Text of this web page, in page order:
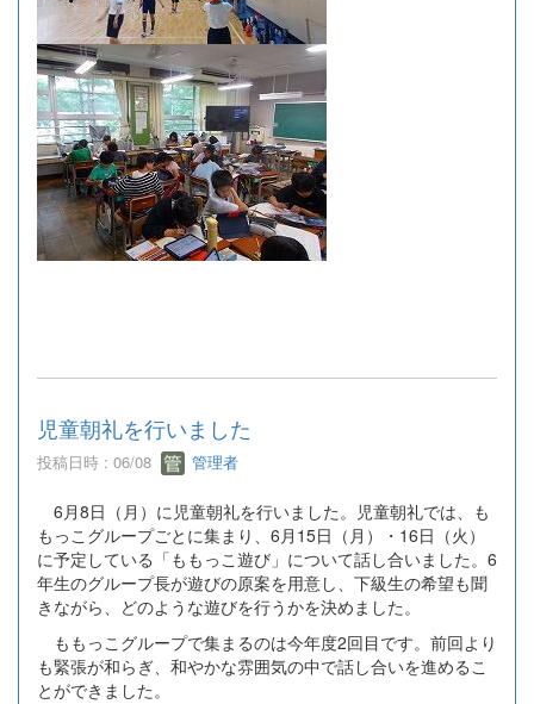
児童朝礼を行いました
投稿日時 : 06/08 管理者
6月8日（月）に児童朝礼を行いました。児童朝礼では、も
もっこグループごとに集まり、6月15日（月）・16日（火）
に予定している「ももっこ遊び」について話し合いました。6
年生のグループ長が遊びの原案を用意し、下級生の希望も聞
きながら、どのような遊びを行うかを決めました。
ももっこグループで集まるのは今年度2回目です。前回より
も緊張が和らぎ、和やかな雰囲気の中で話し合いを進めるこ
とができました。